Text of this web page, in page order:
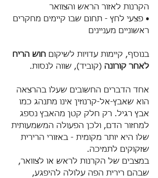
הקרנות לאזור הראש והצוואר
• פצעי לחץ - תחום שבו קיימים מחקרים
ראשוניים מעניינים
בנוסף, קיימות עדויות לשיקום חוש הריח
לאחר קורונה (קוביד), שווה לנסות.
אחד הדברים החשובים שעלו בהרצאה
הוא שאבץ-אל-קרנוזין אינו מתנהג כמו
אבץ רגיל. רק חלק קטן מהאבץ נספג
למחזור הדם, ולכן הפעולה המשמעותית
שלו היא יותר מקומית - באזורי הרירית
שזקוקים לתמיכה.
במצבים של הקרנות לראש או לצוואר,
שבהם רירית הפה עלולה להיפגע,